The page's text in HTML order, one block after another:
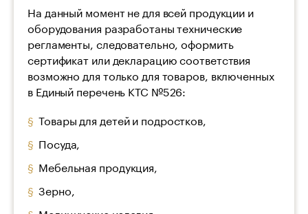
На данный момент не для всей продукции и
оборудования разработаны технические
регламенты, следовательно, оформить
сертификат или декларацию соответствия
возможно для только для товаров, включенных
в Единый перечень КТС №526:
Товары для детей и подростков,
Посуда,
Мебельная продукция,
Зерно,